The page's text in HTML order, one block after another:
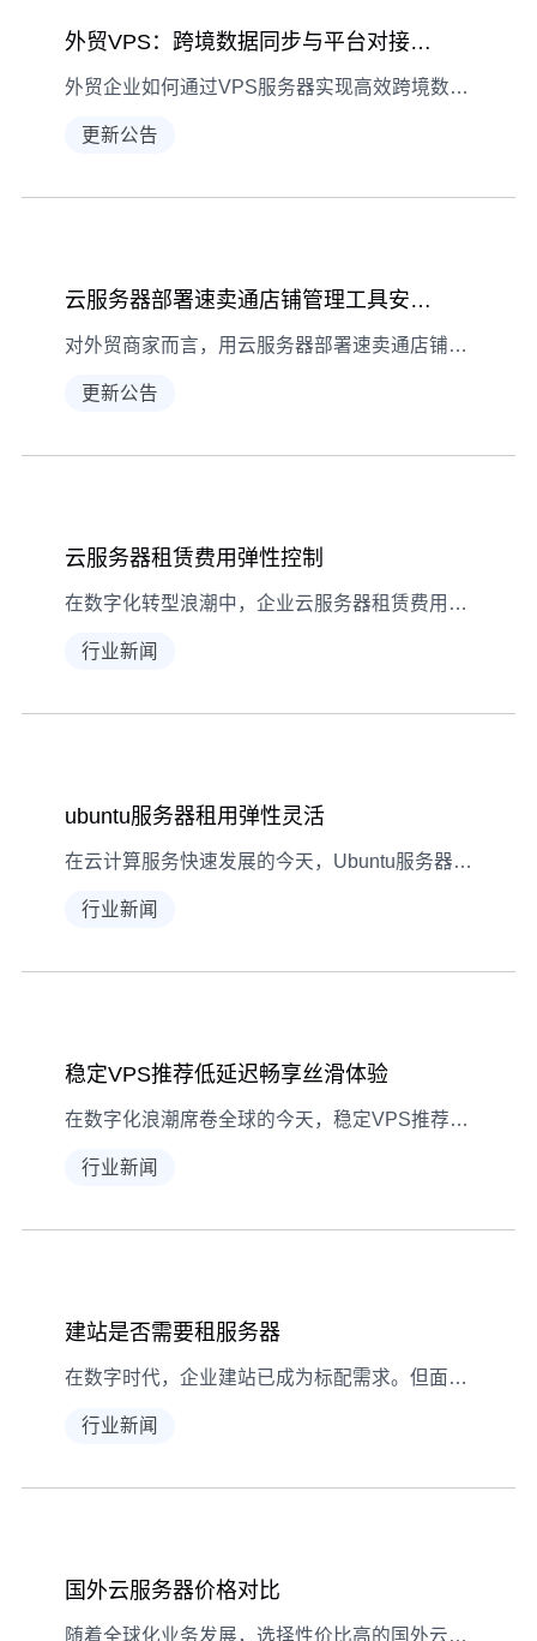
外贸VPS：跨境数据同步与平台对接实战指南
外贸企业如何通过VPS服务器实现高效跨境数据同步与多平台对接？本文解析常见陷阱、解决方案及实战经验，助力优化外贸运营链路。
更新公告
云服务器部署速卖通店铺管理工具安装指南
对外贸商家而言，用云服务器部署速卖通店铺管理工具能提升运营效率。本文详解从准备到测试的全流程，助你高效完成工具部署。
更新公告
云服务器租赁费用弹性控制
在数字化转型浪潮中，企业云服务器租赁费用弹性控制已成为成本优化的核心课题。本文深入解析云服务定价机制，通过六维度策略帮助用户实现资源利用率最大化与支出精准管控。我们将重点探讨自动伸缩配置、资源监控体系、用量预测模型等关键技术，为企业构建动态成本控制框架提供完整解决方案。 云服务器租赁费用弹性控制，智能成本优化方案解析 云服务计费模式深度剖析
行业新闻
ubuntu服务器租用弹性灵活
在云计算服务快速发展的今天，Ubuntu服务器租用已成为企业数字化转型的重要选择。弹性灵活的资源配置能力，使得用户能够根据业务波动实时调整计算资源。本文将深入解析Ubuntu云服务器的弹性扩展原理，详细说明如何通过自动化工具实现资源动态调配，并对比不同服务商的特色方案。 Ubuntu服务器租用弹性灵活,云端资源动态调配-企业级解决方案解析 云计算架构下的弹性资源分配机制
行业新闻
稳定VPS推荐低延迟畅享丝滑体验
在数字化浪潮席卷全球的今天，稳定VPS推荐低延迟需求持续攀升。无论是跨境企业部署云端系统，还是游戏玩家追求极致响应速度，优质的虚拟专用服务器（VPS）都成为关键基础设施。本文通过专业视角解析如何选择兼顾稳定性与低延迟的VPS服务，从服务器性能、网络架构到数据中心布局等多个维度，为不同应用场景提供精准解决方案。 稳定VPS推荐低延迟畅享丝滑体验-云端服务深度解析
行业新闻
建站是否需要租服务器
在数字时代，企业建站已成为标配需求。但面对"是否需要租服务器"这个核心问题，许多决策者陷入选择困境。本文将深入解析网站建设与服务器租赁的关联，通过对比分析不同建站方案的技术特性和成本结构，帮助用户制定最佳决策路径。 建站是否需要租服务器,技术方案对比-决策指南 一、网站建设基础需求分析 构建网站的首要任务是明确技术需求。对于日均访问量低于1000的小型展示站
行业新闻
国外云服务器价格对比
随着全球化业务发展，选择性价比高的国外云服务器成为企业关键决策。本文深度解析AWS、Google Cloud、Microsoft Azure等主流服务商的定价策略，对比按需计费、预留实例等不同模式的成本差异，帮助用户根据业务需求选择最优方案。 国外云服务器价格对比,国外云服务器价格 对比 一、核心定价因素与基准配置对比 在对比国外云服务器价格时，需明确影响成本的四大核心要素